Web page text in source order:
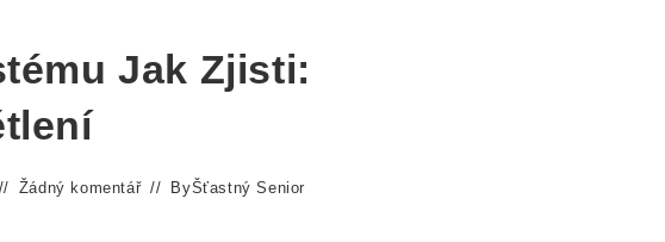
Jak Zjisti:
Žádný komentář ByŠťastný Senior